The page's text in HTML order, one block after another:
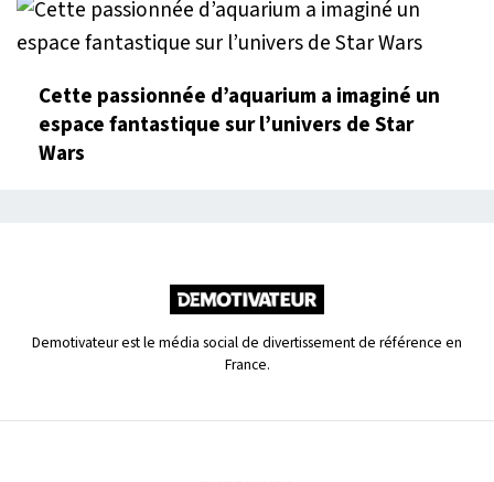
Cette passionnée d’aquarium a imaginé un
espace fantastique sur l’univers de Star
Wars
Demotivateur est le média social de divertissement de référence en
France.